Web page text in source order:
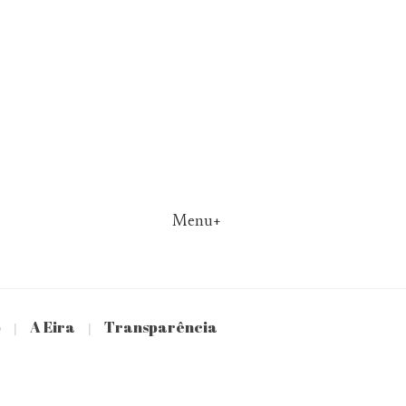
Menu+
| A Eira | Transparência